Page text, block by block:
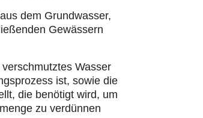
dem Grundwasser,
Gewässern
Wasser
ist, sowie die
die benötigt wird, um
zu verdünnen